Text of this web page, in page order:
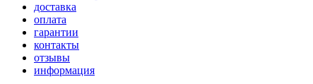
доставка
оплата
гарантии
контакты
отзывы
информация